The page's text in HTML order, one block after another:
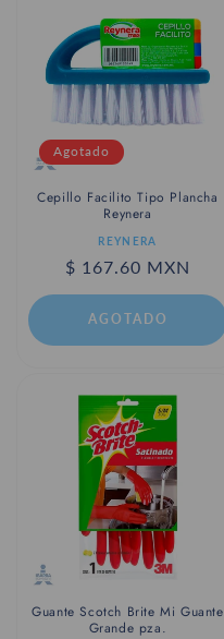
Agotado
Cepillo Facilito Tipo Plancha
Reynera
Proveedor:REYNERA
Precio
habitual
$ 167.60 MXN
AGOTADO
Guante Scotch Brite Mi Guante
Grande pza.